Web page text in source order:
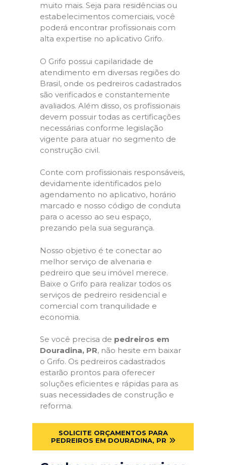
muito mais. Seja para residências ou
estabelecimentos comerciais, você
poderá encontrar profissionais com
alta expertise no aplicativo Grifo.
O Grifo possui capilaridade de
atendimento em diversas regiões do
Brasil, onde os pedreiros cadastrados
são verificados e constantemente
avaliados. Além disso, os profissionais
devem possuir todas as certificações
necessárias conforme legislação
vigente para atuar no segmento de
construção civil.
Conte com profissionais responsáveis,
devidamente identificados pelo
agendamento no aplicativo, horário
marcado e nosso código de conduta
para o acesso ao seu espaço,
prezando pela sua segurança.
Nosso objetivo é te conectar ao
melhor serviço de alvenaria e
pedreiro que seu imóvel merece.
Baixe o Grifo para realizar todos os
serviços de pedreiro residencial e
comercial com tranquilidade e
economia.
Se você precisa de pedreiros em
Douradina, PR, não hesite em baixar
o Grifo. Os pedreiros cadastrados
estarão prontos para oferecer
soluções eficientes e rápidas para as
suas necessidades de construção e
reforma.
SOLICITE ORÇAMENTOS PARA
PEDREIROS EM DOURADINA, PR